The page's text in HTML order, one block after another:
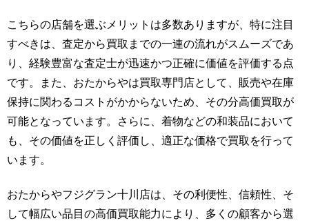
こちらの店舗を選ぶメリットは多数ありますが、特に注目
すべきは、査定から買取までの一連の流れがスムーズであ
り、経験豊富な査定士が迅速かつ正確に価値を評価する点
です。また、おたからやは買取専門店として、販売や在庫
保持に関わるコストがかからないため、その分高価買取が
可能となっています。さらに、着物などの和装品において
も、その価値を正しく評価し、適正な価格で買取を行って
います。
おたからやフジグラン十川店は、その利便性、信頼性、そ
して幅広い品目の高価買取能力により、多くの顧客から選